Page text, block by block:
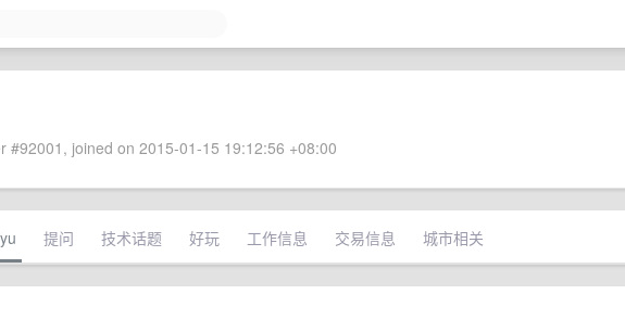
#92001, joined on 2015-01-15 19:12:56 +08:00
提问 技术话题 好玩 工作信息 交易信息 城市相关